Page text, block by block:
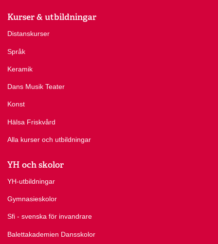
Kurser & utbildningar
Distanskurser
Språk
Keramik
Dans Musik Teater
Konst
Hälsa Friskvård
Alla kurser och utbildningar
YH och skolor
YH-utbildningar
Gymnasieskolor
Sfi - svenska för invandrare
Balettakademien Dansskolor